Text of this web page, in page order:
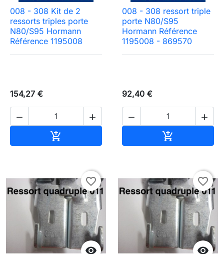
008 - 308 Kit de 2
ressorts triples porte
N80/S95 Hormann
Référence 1195008
154,27 €
 

008 - 308 ressort triple
porte N80/S95
Hormann Référence
1195008 - 869570
92,40 €
 


favorite_border

favorite_border